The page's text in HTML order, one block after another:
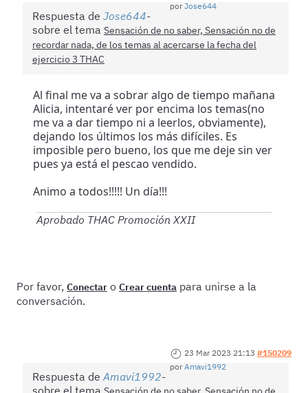
porJose644
Respuesta de Jose644
sobre el tema Sensación de no saber, Sensación no de
recordar nada, de los temas al acercarse la fecha del
ejercicio 3 THAC
Al final me va a sobrar algo de tiempo mañana
Alicia, intentaré ver por encima los temas(no
me va a dar tiempo ni a leerlos, obviamente),
dejando los últimos los más difíciles. Es
imposible pero bueno, los que me deje sin ver
pues ya está el pescao vendido.
Animo a todos!!!!! Un día!!!
Aprobado THAC Promoción XXII
Por favor, Conectar o Crear cuenta para unirse a la
conversación.
23 Mar 2023 21:13 #150209
porAmavi1992
Respuesta deAmavi1992